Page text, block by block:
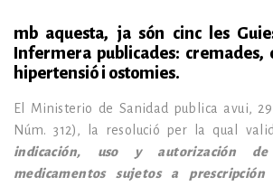
mb aquesta, ja són cinc les
Infermera publicades: cremades,
hipertensió i ostomies.
El Ministerio de Sanidad publica avui,
Núm. 312), la resolució per la qual
indicación, uso y autorización de
medicamentos sujetos a